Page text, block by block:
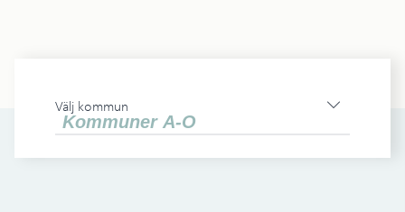
Välj kommun